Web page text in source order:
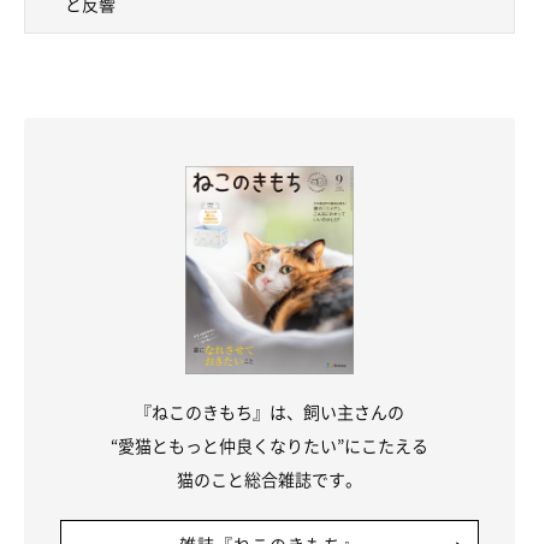
『ねこのきもち』は、飼い主さんの
“愛猫ともっと仲良くなりたい”にこたえる
猫のこと総合雑誌です。